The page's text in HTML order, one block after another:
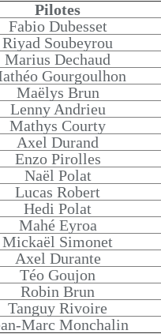
Pilotes
Fabio Dubesset
Riyad Soubeyrou
Marius Dechaud
Gourgoulhon
Maëlys Brun
Lenny Andrieu
Mathys Courty
Axel Durand
Enzo Pirolles
Naël Polat
Lucas Robert
Hedi Polat
Mahé Eyroa
Mickaël Simonet
Axel Durante
Téo Goujon
Robin Brun
Tanguy Rivoire
Marc Monchalin